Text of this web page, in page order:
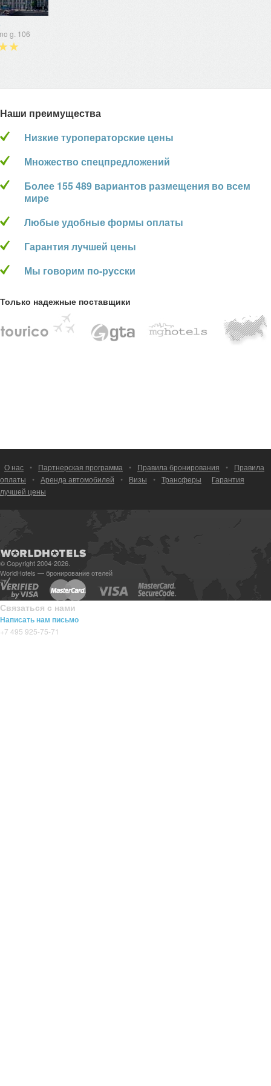
g. 106
Наши преимущества
Низкие туроператорские цены
Множество спецпредложений
Более 155 489 вариантов размещения во всем
мире
Любые удобные формы оплаты
Гарантия лучшей цены
Мы говорим по-русски
Только надежные поставщики
О нас • Партнерская программа • Правила бронирования •
Правила
оплаты
• Аренда автомобилей • Визы • Трансферы
Гарантия
лучшей цены
© Copyright 2004-2026.
WorldHotels — бронирование отелей
Связаться с нами
Написать нам письмо
+7 495 925-75-71